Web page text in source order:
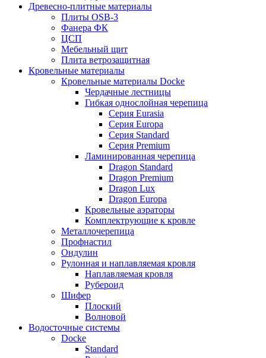
Древесно-плитные материалы
Плиты OSB-3
Фанера ФК
ЦСП
Мебельный щит
Плита ветрозащитная
Кровельные материалы
Кровельные материалы Docke
Чердачные лестницы
Гибкая однослойная черепица
Серия Eurasia
Серия Europa
Серия Standard
Серия Premium
Ламинированная черепица
Dragon Standard
Dragon Premium
Dragon Lux
Dragon Europa
Кровельные аэраторы
Комплектрующие к кровле
Металлочерепица
Профнастил
Ондулин
Рулонная и наплавляемая кровля
Наплавляемая кровля
Рубероид
Шифер
Плоский
Волновой
Водосточные системы
Docke
Standard